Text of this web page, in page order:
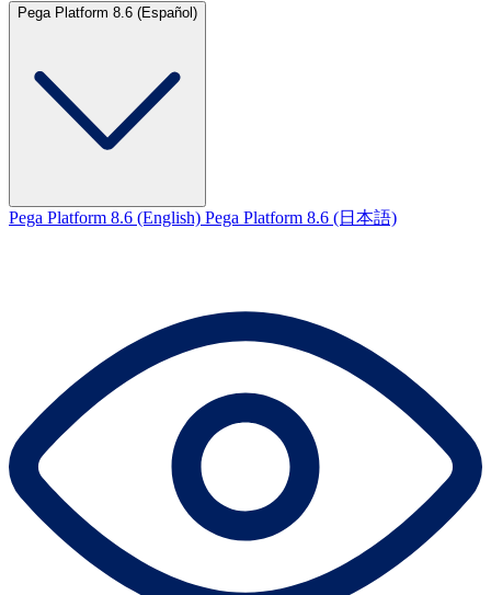
Pega Platform 8.6 (Español)
Pega Platform 8.6 (English) Pega Platform 8.6 (日本語)